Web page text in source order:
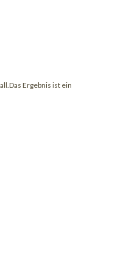
Ergebnis ist ein